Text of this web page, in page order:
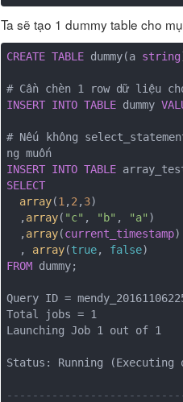
Ta sẽ tạo 1 dummy table cho
CREATE TABLE dummy(a string
INSERT INTO TABLE dummy
# Nếu không
INSERT INTO TABLE
SELECT
array(1 , 2 , 3)
  ,
array( "c" , "b" , "a" )
  ,
array(current_timestamp)
  ,
array(true, false
FROM dummy;
Query ID =
Total jobs = 1
Launching Job 1 out of 1
Status: Running (Executing